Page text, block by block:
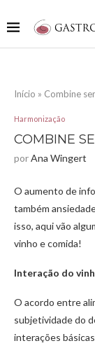
Início » Combine
Harmonização
COMBINE
porAna Wingert
O aumento de
também
isso, aqui vão
vinho e comida!
Interação do
O acordo entre
subjetividade do
interações